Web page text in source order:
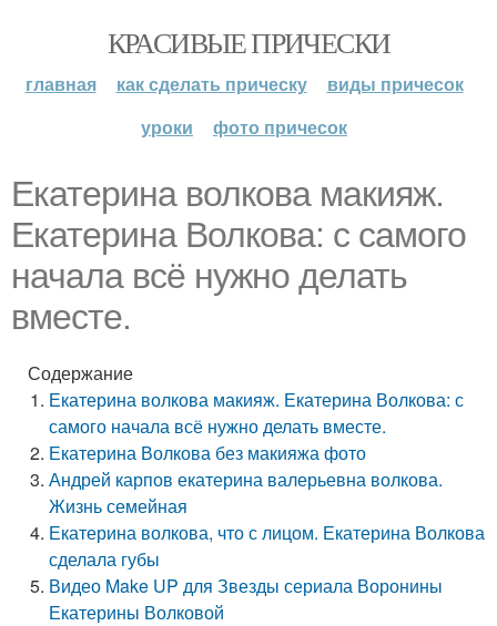
КРАСИВЫЕ ПРИЧЕСКИ
главная как сделать прическу
виды причесок
уроки
фото причесок
Екатерина волкова макияж.
Екатерина Волкова: с самого
начала всё нужно делать
вместе.
Содержание
Екатерина волкова макияж. Екатерина Волкова: с
самого начала всё нужно делать вместе.
Екатерина Волкова без макияжа фото
Андрей карпов екатерина валерьевна волкова.
Жизнь семейная
Екатерина волкова, что с лицом. Екатерина Волкова
сделала губы
Видео Make UP для Звезды сериала Воронины
Екатерины Волковой